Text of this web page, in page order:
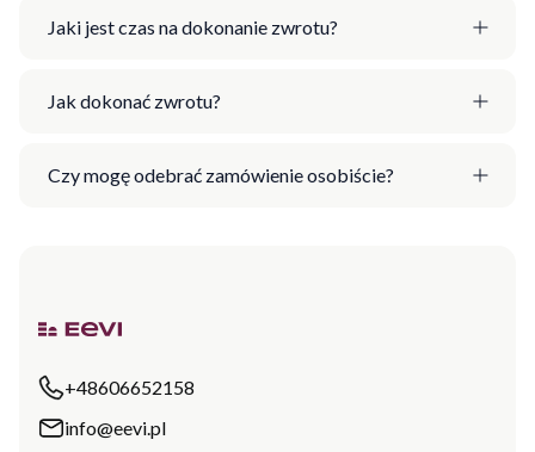
Jaki jest czas na dokonanie zwrotu?
Jak dokonać zwrotu?
Czy mogę odebrać zamówienie osobiście?
+48606652158
info@eevi.pl